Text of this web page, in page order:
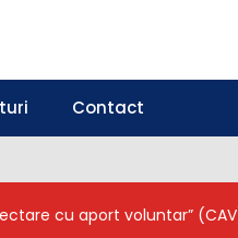
Contact
cu aport voluntar”